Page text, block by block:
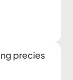
precies